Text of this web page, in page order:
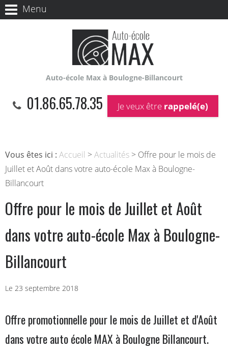
Menu
Auto-école Max à Boulogne-Billancourt
01.86.65.78.35 Je veux être rappelé(e)
Vous êtes ici : Accueil >Actualités > Offre pour le mois de
Juillet et Août dans votre auto-école Max à Boulogne-
Billancourt
Offre pour le mois de Juillet et Août
dans votre auto-école Max à Boulogne-
Billancourt
Le 23 septembre 2018
Offre promotionnelle pour le mois de Juillet et d'Août
dans votre auto école MAX à Boulogne Billancourt.
Panneau de gestion des cookies